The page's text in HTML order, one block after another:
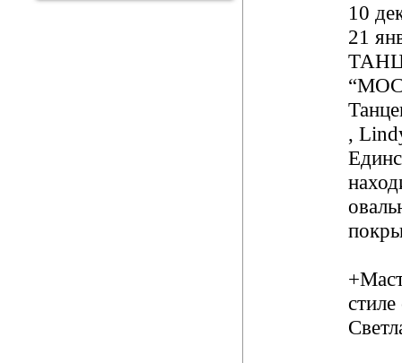
10
21
,